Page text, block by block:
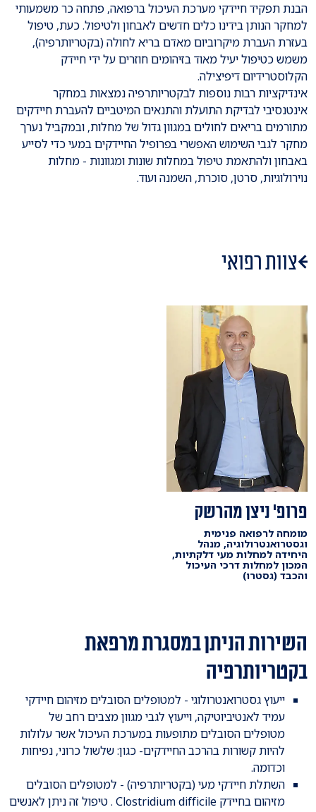
הבנת תפקיד חיידקי מערכת העיכול ברפואה, פתחה כר משמעותי
למחקר הנותן בידינו כלים חדשים לאבחון ולטיפול. כעת, טיפול
בעזרת העברת מיקרוביום מאדם בריא לחולה (בקטריותרפיה),
משמש כטיפול יעיל מאוד בזיהומים חוזרים על ידי חיידק
הקלוסטרידיום דיפיצילה.
אינדיקציות רבות נוספות לבקטריותרפיה נמצאות במחקר
אינטנסיבי לבדיקת התועלת והתנאים המיטביים להעברת חיידקים
מתורמים בריאים לחולים במגוון גדול של מחלות, ובמקביל נערך
מחקר לגבי השימוש האפשרי בפרופיל החיידקים במעי כדי לסייע
באבחון ולהתאמת טיפול במחלות שונות ומגוונות - מחלות
נוירולוגיות, סרטן, סוכרת, השמנה ועוד.
צוות רפואי
פרופ' ניצן מהרשק
מומחה לרפואה פנימית
וגסטרואנטרולוגיה, מנהל
היחידה למחלות מעי דלקתיות,
המכון למחלות דרכי העיכול
והכבד (גסטרו)
השירות הניתן במסגרת מרפאת
בקטריותרפיה
ייעוץ גסטרואנטרולוגי - למטופלים הסובלים מזיהום חיידקי
עמיד לאנטיביוטיקה, וייעוץ לגבי מגוון מצבים רחב של
מטופלים הסובלים מתופעות במערכת העיכול אשר עלולות
להיות קשורות בהרכב החיידקים- כגון: שלשול כרוני, נפיחות
וכדומה.
השתלת חיידקי מעי (בקטריותרפיה) - למטופלים הסובלים
מזיהום בחיידק Clostridium difficile . טיפול זה ניתן לאנשים